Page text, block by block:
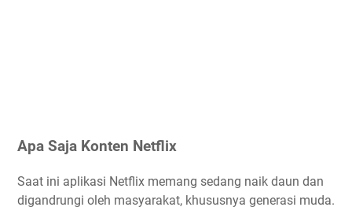
Apa Saja Konten Netflix
Saat ini aplikasi Netflix memang sedang naik daun dan
digandrungi oleh masyarakat, khususnya generasi muda.